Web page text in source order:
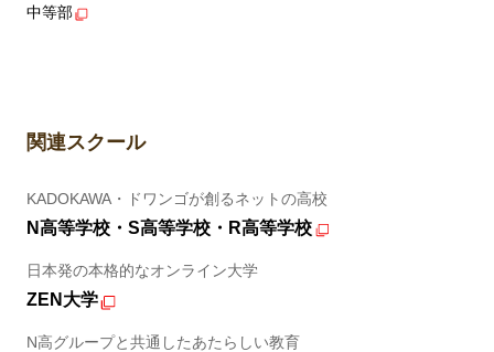
中等部
関連スクール
KADOKAWA・ドワンゴが創るネットの高校
N高等学校・S高等学校・R高等学校
日本発の本格的なオンライン大学
ZEN大学
N高グループと共通したあたらしい教育